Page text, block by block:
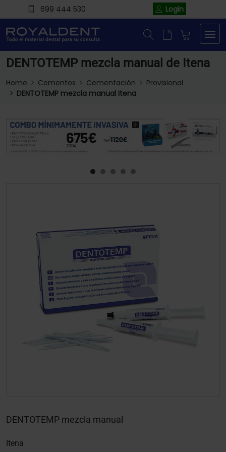
699 444 530 Login
DENTOTEMP mezcla manual de Itena
Home Cementos Cementación
Provisional
DENTOTEMP mezcla manual Itena
DENTOTEMP mezcla manual
Itena